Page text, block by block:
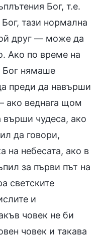
Бог, т.е.
тази нормална
друг — може да
Ако по време на
Бог нямаше
преди да навърши
ако веднага щом
чудеса, ако
да говори,
на небесата, ако в
за първи път на
светските
и
човек не би
човек и такава